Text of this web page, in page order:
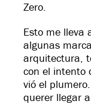
Zero.
Esto me lleva
algunas
arquitectura,
con el intento
vió el
querer llegar